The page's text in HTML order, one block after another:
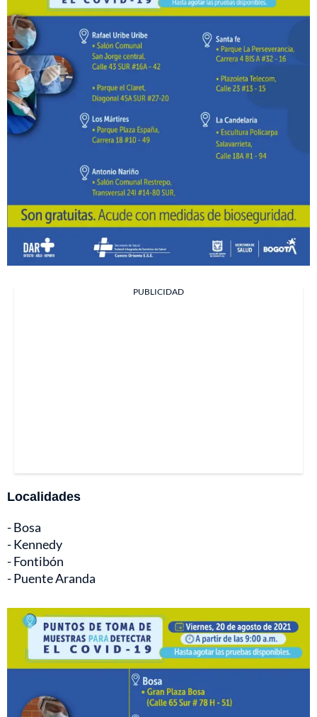
PUBLICIDAD
Localidades
- Bosa
- Kennedy
- Fontibón
- Puente Aranda